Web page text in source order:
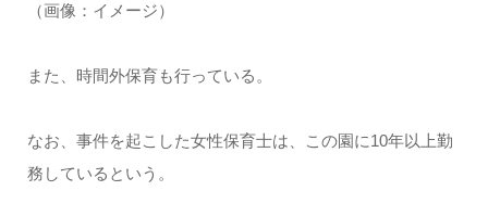
（画像：イメージ）
また、時間外保育も行っている。
なお、事件を起こした女性保育士は、この園に10年以上勤
務しているという。